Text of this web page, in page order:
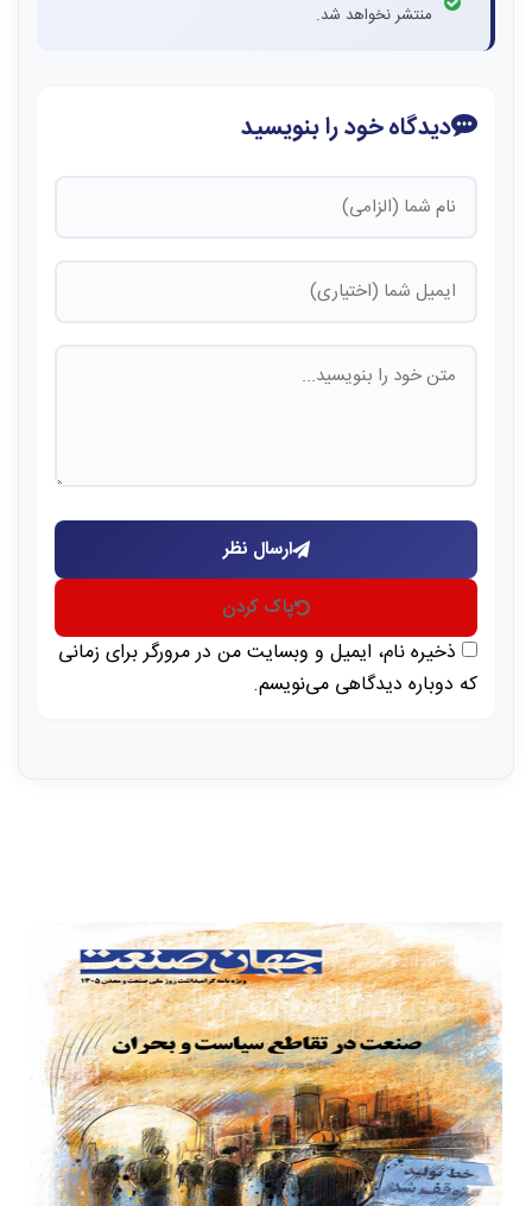
منتشر نخواهد شد.
دیدگاه خود را بنویسید
ارسال نظر
پاک کردن
ذخیره نام، ایمیل و وبسایت من در مرورگر برای زمانی
که دوباره دیدگاهی می‌نویسم.